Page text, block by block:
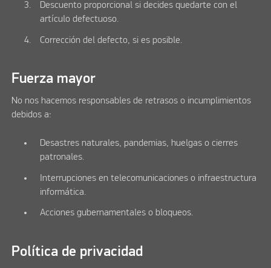
Descuento proporcional si decides quedarte con el
artículo defectuoso.
Corrección del defecto, si es posible.
Fuerza mayor
No nos hacemos responsables de retrasos o incumplimientos
debidos a:
Desastres naturales, pandemias, huelgas o cierres
patronales.
Interrupciones en telecomunicaciones o infraestructura
informática.
Acciones gubernamentales o bloqueos.
Política de privacidad